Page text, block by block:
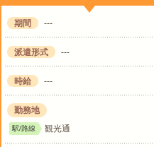
期間 ---
派遣形式 ---
時給 ---
勤務地
駅/路線 観光通